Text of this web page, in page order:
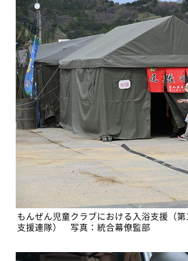
もんぜん児童クラブにおける入浴支援（
支援連隊） 写真：統合幕僚監部